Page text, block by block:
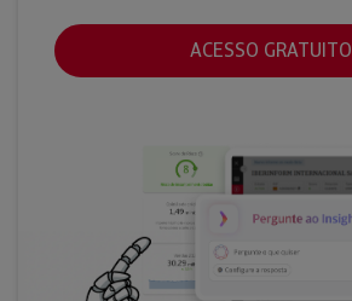
ACESSO GRATUITO